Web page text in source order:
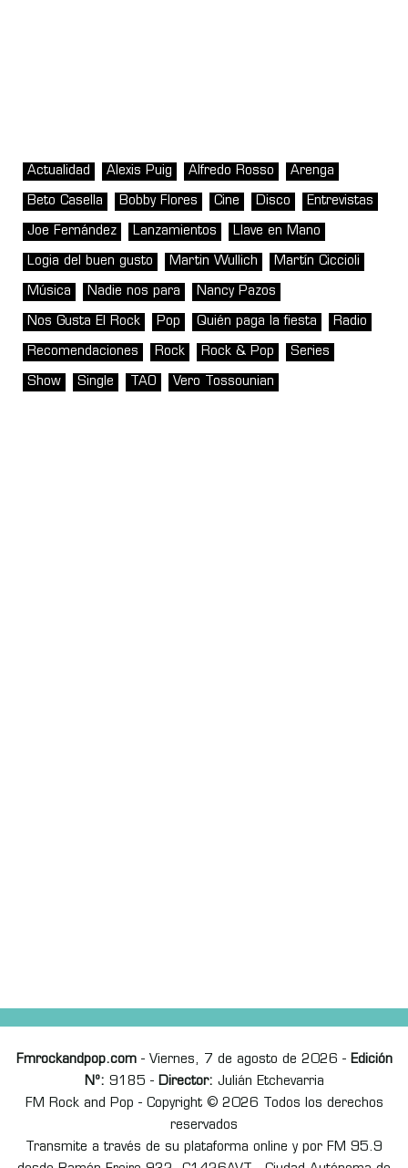
Actualidad Alexis Puig Alfredo Rosso Arenga
Beto Casella Bobby Flores Cine Disco Entrevistas
Joe Fernández Lanzamientos Llave en Mano
Logia del buen gusto Martin Wullich Martín Ciccioli
Música Nadie nos para Nancy Pazos
Nos Gusta El Rock Pop Quién paga la fiesta Radio
Recomendaciones Rock Rock & Pop Series
Show Single TAO Vero Tossounian
Fmrockandpop.com- Viernes, 7 de agosto de 2026 - Edición
Nº: 9185 - Director: Julián Etchevarria
FM Rock and Pop - Copyright © 2026 Todos los derechos
reservados
Transmite a través de su plataforma online y por FM 95.9